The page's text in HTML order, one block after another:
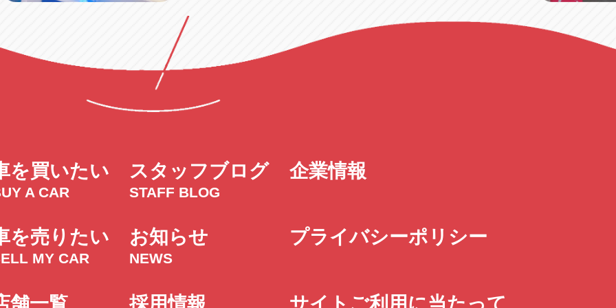
を買いたい
A CAR
を売りたい
MY CAR
舗一覧
スタッフブログ
STAFF BLOG
お知らせ
NEWS
採用情報
企業情報
プライバシーポリシー
サイトご利用に当たって